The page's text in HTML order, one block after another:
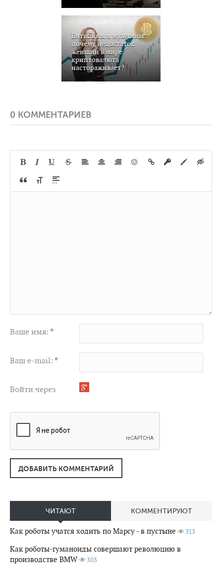
Биткоины и мужчины:
почему недостаток
женщин в мире
криптовалюта
настораживает?
0 КОММЕНТАРИЕВ
Ваше имя: *
Ваш e-mail: *
Войти через
ДОБАВИТЬ КОММЕНТАРИЙ
ЧИТАЮТ КОММЕНТИРУЮТ
Как роботы учатся ходить по Марсу - в пустыне 313
Как роботы-гуманоиды совершают революцию в
производстве BMW
303